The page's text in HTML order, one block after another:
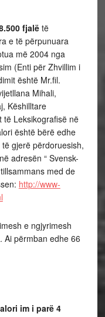
fjalëtë
e të përpunuara
më 2004 nga
(Enti për Zhvillim i
është Mr.fil.
Mihali,
Këshilltare
të Leksikografisë në
është bërë edhe
gjerë përdoruesish,
adresën “ Svensk-
med de
http://www-
e ngjyrimesh
Ai përmban edhe 66
im i parë 4